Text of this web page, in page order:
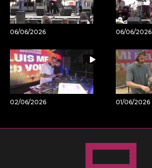
06/06/2026 06/06/2026
02/06/2026 01/06/2026